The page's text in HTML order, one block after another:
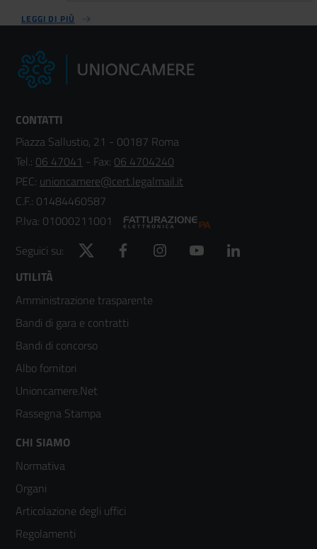
LEGGI DI PIÙ
CONTATTI
Piazza Sallustio, 21 - 00187 Roma
Tel.: 06 47041 - Fax: 06 4704240
PEC: unioncamere@cert.legalmail.it
C.F.: 01484460587
P.Iva: 01000211001
Seguici su:
Twitter Facebook Instagram YouTube
Footer
menù
colonna
2
UTILITÀ
Amministrazione trasparente
Bandi di gara e contratti
Bandi di concorso
Albo fornitori
Unioncamere.Net
Rassegna Stampa
Footer
menù
colonna
3
CHI SIAMO
Normativa
Organi
Articolazione degli uffici
Regolamenti